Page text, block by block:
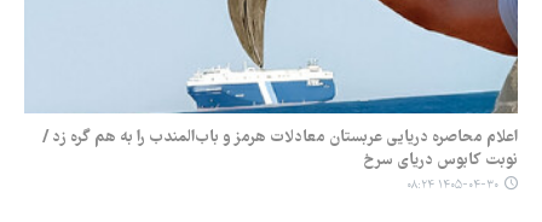
اعلام محاصره دریایی عربستان معادلات هرمز و باب‌المندب را به هم گره زد /
نوبت کابوس دریای سرخ
۱۴۰۵-۰۴-۳۰ ۰۸:۲۴